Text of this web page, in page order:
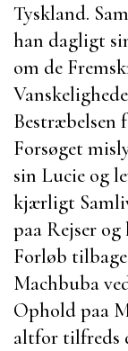
Tyskland.
han dagligt
om de
Bestræbelsen
Forsøget
sin Lucie og
kjærligt
paa Rejser
Forløb
Machbuba
Ophold paa
altfor tilfreds